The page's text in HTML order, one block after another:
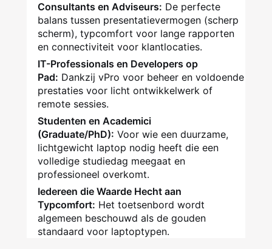
Consultants en Adviseurs: De perfecte
balans tussen presentatievermogen (scherp
scherm), typcomfort voor lange rapporten
en connectiviteit voor klantlocaties.
IT-Professionals en Developers op
Pad: Dankzij vPro voor beheer en voldoende
prestaties voor licht ontwikkelwerk of
remote sessies.
Studenten en Academici
(Graduate/PhD): Voor wie een duurzame,
lichtgewicht laptop nodig heeft die een
volledige studiedag meegaat en
professioneel overkomt.
Iedereen die Waarde Hecht aan
Typcomfort: Het toetsenbord wordt
algemeen beschouwd als de gouden
standaard voor laptoptypen.